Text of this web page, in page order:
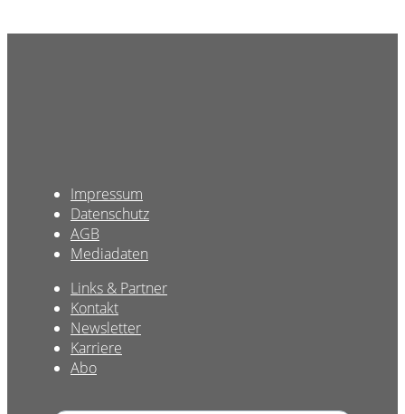
Impressum
Datenschutz
AGB
Mediadaten
Links & Partner
Kontakt
Newsletter
Karriere
Abo